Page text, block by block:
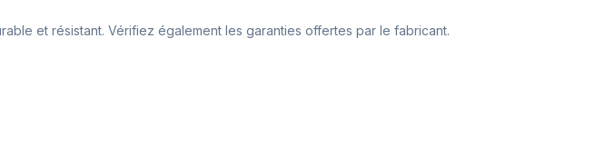
et résistant. Vérifiez également les garanties offertes par le fabricant.